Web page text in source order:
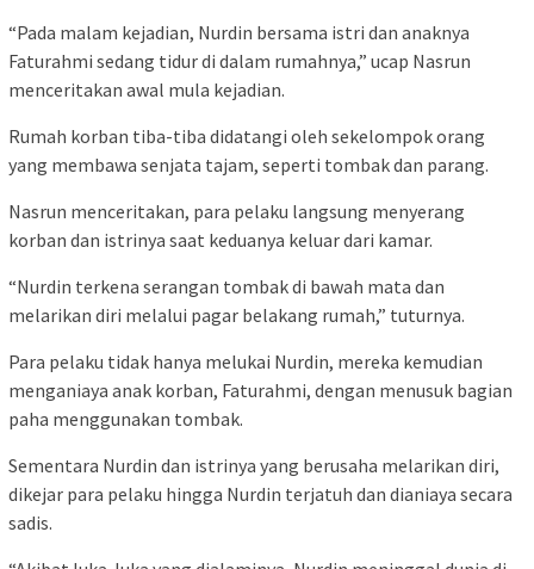
“Pada malam kejadian, Nurdin bersama istri dan anaknya
Faturahmi sedang tidur di dalam rumahnya,” ucap Nasrun
menceritakan awal mula kejadian.
Rumah korban tiba-tiba didatangi oleh sekelompok orang
yang membawa senjata tajam, seperti tombak dan parang.
Nasrun menceritakan, para pelaku langsung menyerang
korban dan istrinya saat keduanya keluar dari kamar.
“Nurdin terkena serangan tombak di bawah mata dan
melarikan diri melalui pagar belakang rumah,” tuturnya.
Para pelaku tidak hanya melukai Nurdin, mereka kemudian
menganiaya anak korban, Faturahmi, dengan menusuk bagian
paha menggunakan tombak.
Sementara Nurdin dan istrinya yang berusaha melarikan diri,
dikejar para pelaku hingga Nurdin terjatuh dan dianiaya secara
sadis.